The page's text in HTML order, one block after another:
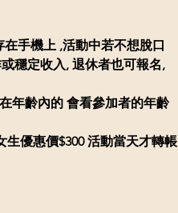
手機上 ,活動中若不想脫口
穩定收入, 退休者也可報名,
年齡內的 會看參加者的年齡
生優惠價$300 活動當天才轉帳